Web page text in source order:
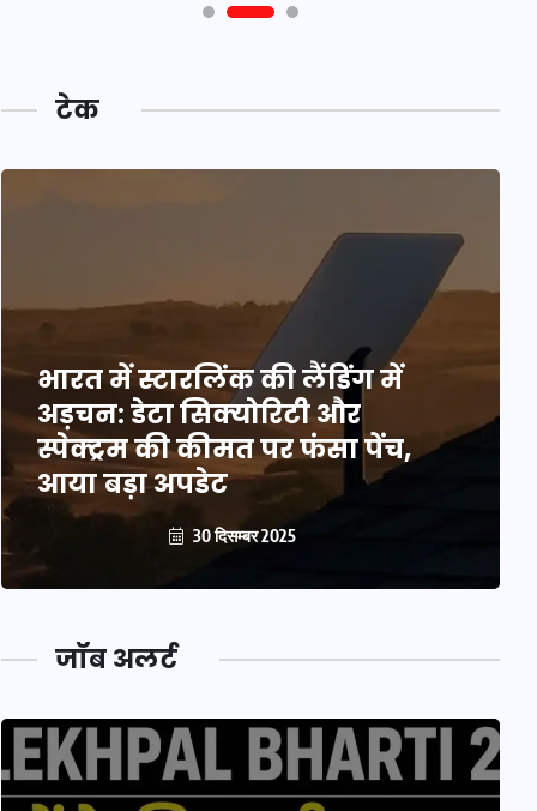
टेक
भारत में स्टारलिंक की लैंडिंग में
अड़चन: डेटा सिक्योरिटी और
स्पेक्ट्रम की कीमत पर फंसा पेंच,
आया बड़ा अपडेट
30 दिसम्बर 2025
जॉब अलर्ट